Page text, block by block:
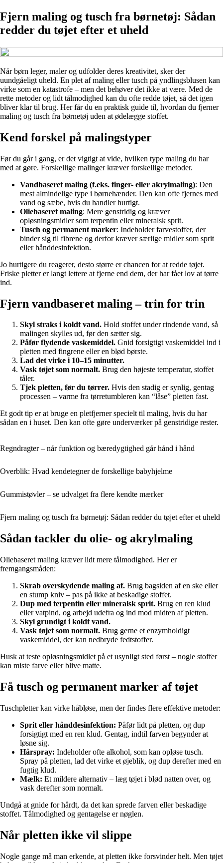
Fjern maling og tusch fra børnetøj: Sådan
redder du tøjet efter et uheld
Når børn leger, maler og udfolder deres kreativitet, sker der
uundgåeligt uheld. En plet af maling eller tusch på yndlingsblusen kan
virke som en katastrofe – men det behøver det ikke at være. Med de
rette metoder og lidt tålmodighed kan du ofte redde tøjet, så det igen
bliver klar til brug. Her får du en praktisk guide til, hvordan du fjerner
maling og tusch fra børnetøj uden at ødelægge stoffet.
Kend forskel på malingstyper
Før du går i gang, er det vigtigt at vide, hvilken type maling du har
med at gøre. Forskellige malinger kræver forskellige metoder.
Vandbaseret maling (f.eks. finger- eller akrylmaling): Den
mest almindelige type i børnehænder. Den kan ofte fjernes med
vand og sæbe, hvis du handler hurtigt.
Oliebaseret maling: Mere genstridig og kræver
opløsningsmidler som terpentin eller mineralsk sprit.
Tusch og permanent marker: Indeholder farvestoffer, der
binder sig til fibrene og derfor kræver særlige midler som sprit
eller hånddesinfektion.
Jo hurtigere du reagerer, desto større er chancen for at redde tøjet.
Friske pletter er langt lettere at fjerne end dem, der har fået lov at tørre
ind.
Fjern vandbaseret maling – trin for trin
Skyl straks i koldt vand. Hold stoffet under rindende vand, så
malingen skylles ud, før den sætter sig.
Påfør flydende vaskemiddel. Gnid forsigtigt vaskemiddel ind i
pletten med fingrene eller en blød børste.
Lad det virke i 10–15 minutter.
Vask tøjet som normalt. Brug den højeste temperatur, stoffet
tåler.
Tjek pletten, før du tørrer. Hvis den stadig er synlig, gentag
processen – varme fra tørretumbleren kan “låse” pletten fast.
Et godt tip er at bruge en pletfjerner specielt til maling, hvis du har
sådan en i huset. Den kan ofte gøre underværker på genstridige rester.
Regndragter – når funktion og bæredygtighed går hånd i hånd
Overblik: Hvad kendetegner de forskellige babyhjelme
Gummistøvler – se udvalget fra flere kendte mærker
Fjern maling og tusch fra børnetøj: Sådan redder du tøjet efter et uheld
Sådan tackler du olie- og akrylmaling
Oliebaseret maling kræver lidt mere tålmodighed. Her er
fremgangsmåden:
Skrab overskydende maling af. Brug bagsiden af en ske eller
en stump kniv – pas på ikke at beskadige stoffet.
Dup med terpentin eller mineralsk sprit. Brug en ren klud
eller vatpind, og arbejd udefra og ind mod midten af pletten.
Skyl grundigt i koldt vand.
Vask tøjet som normalt. Brug gerne et enzymholdigt
vaskemiddel, der kan nedbryde fedtstoffer.
Husk at teste opløsningsmidlet på et usynligt sted først – nogle stoffer
kan miste farve eller blive matte.
Få tusch og permanent marker af tøjet
Tuschpletter kan virke håbløse, men der findes flere effektive metoder:
Sprit eller hånddesinfektion: Påfør lidt på pletten, og dup
forsigtigt med en ren klud. Gentag, indtil farven begynder at
løsne sig.
Hårspray: Indeholder ofte alkohol, som kan opløse tusch.
Spray på pletten, lad det virke et øjeblik, og dup derefter med en
fugtig klud.
Mælk: Et mildere alternativ – læg tøjet i blød natten over, og
vask derefter som normalt.
Undgå at gnide for hårdt, da det kan sprede farven eller beskadige
stoffet. Tålmodighed og gentagelse er nøglen.
Når pletten ikke vil slippe
Nogle gange må man erkende, at pletten ikke forsvinder helt. Men tøjet